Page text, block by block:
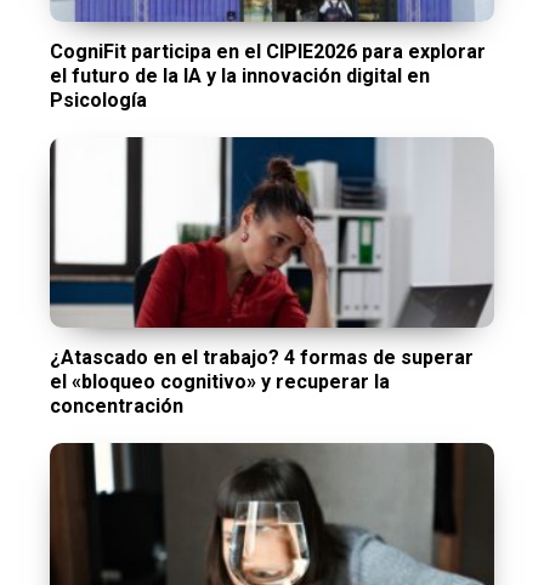
CogniFit participa en el CIPIE2026 para explorar
el futuro de la IA y la innovación digital en
Psicología
¿Atascado en el trabajo? 4 formas de superar
el «bloqueo cognitivo» y recuperar la
concentración